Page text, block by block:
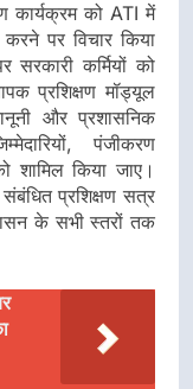
कार्यक्रम को ATI में
पर विचार किया
सरकारी कर्मियों को
प्रशिक्षण मॉड्यूल
और प्रशासनिक
पंजीकरण
शामिल किया जाए।
प्रशिक्षण सत्र
के सभी स्तरों तक